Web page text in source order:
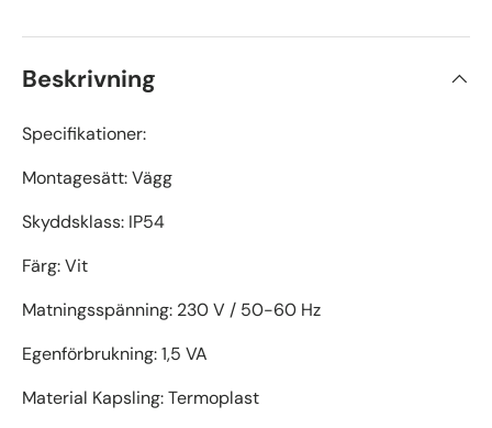
Beskrivning
Specifikationer:
Montagesätt: Vägg
Skyddsklass: IP54
Färg: Vit
Matningsspänning: 230 V / 50-60 Hz
Egenförbrukning: 1,5 VA
Material Kapsling: Termoplast